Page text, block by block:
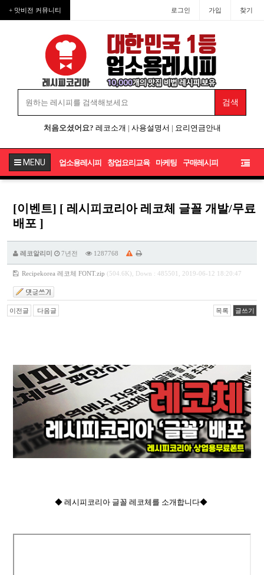
+ 맛비전 커뮤니티 로그인 가입 찾기
처음오셨어요? 레코소개 | 사용설명서 | 요리연금안내
MENU 업소용레시피 창업요리교육 마케팅 구매레시피
[이벤트] [ 레시피코리아 레코체 글꼴 개발/무료
배포 ]
레코알리미 7년전 1287768
Recipekorea 레코체 FONT.zip (504.6K), Down : 485501, 2019-06-12 18:20:47
이전글 다음글 목록 글쓰기
◆ 레시피코리아 글꼴 레코체를 소개합니다◆